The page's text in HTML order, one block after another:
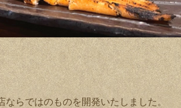
らではのものを開発いたしました。